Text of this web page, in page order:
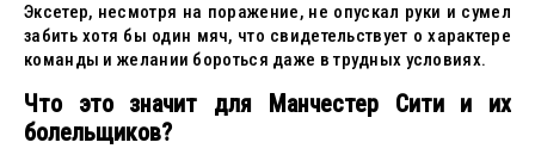
Эксетер, несмотря на поражение, не опускал руки и сумел
забить хотя бы один мяч, что свидетельствует о характере
команды и желании бороться даже в трудных условиях.
Что это значит для Манчестер Сити и их
болельщиков?